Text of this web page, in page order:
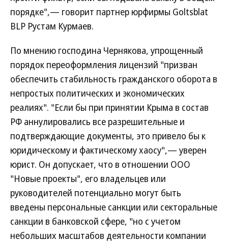
порядке",— говорит партнер юрфирмы Goltsblat
BLP Рустам Курмаев.
По мнению господина Чернякова, упрощенный
порядок переоформления лицензий "призван
обеспечить стабильность гражданского оборота в
непростых политических и экономических
реалиях". "Если бы при принятии Крыма в состав
РФ аннулировались все разрешительные и
подтверждающие документы, это привело бы к
юридическому и фактическому хаосу",— уверен
юрист. Он допускает, что в отношении ООО
"Новые проекты", его владельцев или
руководителей потенциально могут быть
введены персональные санкции или секторальные
санкции в банковской сфере, "но с учетом
небольших масштабов деятельности компании